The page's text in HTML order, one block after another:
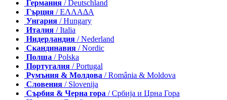
Германия / Deutschland
Гърция / ΕΛΛΑΔΑ
Унгария / Hungary
Италия / Italia
Нидерландия / Nederland
Скандинавия / Nordic
Полша / Polska
Португалия / Portugal
Румъния & Молдова / România & Moldova
Словения / Slovenija
Сърбия & Черна гора / Србија и Црна Гора